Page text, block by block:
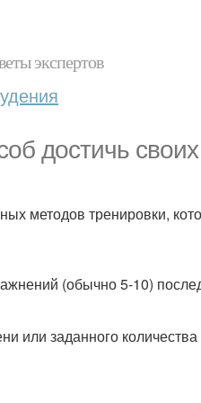
экспертов
достичь
методов тренировки,
(обычно 5-10)
или заданного